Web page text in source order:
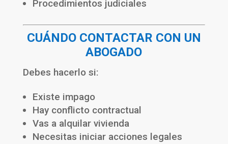
Procedimientos judiciales
CUÁNDO CONTACTAR CON UN
ABOGADO
Debes hacerlo si:
Existe impago
Hay conflicto contractual
Vas a alquilar vivienda
Necesitas iniciar acciones legales